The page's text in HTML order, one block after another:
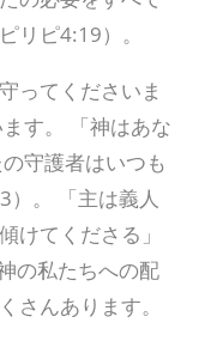
リピ4:19）。
ってくださいま
す。 「神はあな
守護者はいつも
）。 「主は義人
けてくださる」
の私たちへの配
さんあります。